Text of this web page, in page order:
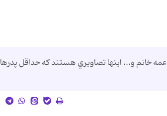
خانم و... اينها تصاويري هستند كه حداقل پدرها